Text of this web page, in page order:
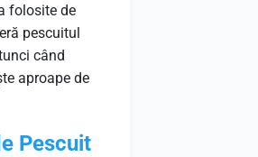
folosite de
pescuitul
când
aproape de
Pescuit